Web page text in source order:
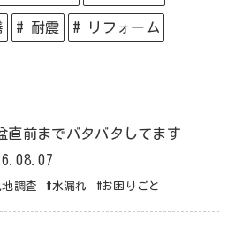
# 耐震 # リフォーム
直前までバタバタしてます
地調査 #水漏れ #お困りごと